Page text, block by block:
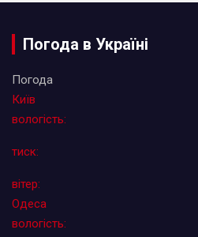
Погода в Україні
Погода
Київ
вологість:
тиск:
вітер:
Одеса
вологість: